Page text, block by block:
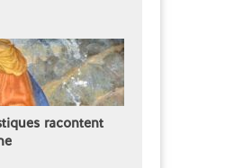
racontent